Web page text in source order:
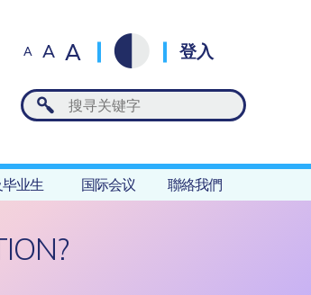
A A A 登入
业生 国际会议 聯絡我們